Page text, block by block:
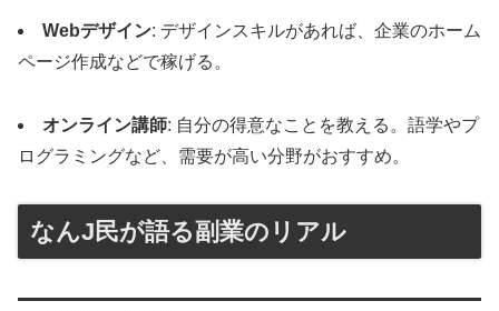
Webデザイン: デザインスキルがあれば、企業のホーム
ページ作成などで稼げる。
オンライン講師: 自分の得意なことを教える。語学やプ
ログラミングなど、需要が高い分野がおすすめ。
なんJ民が語る副業のリアル